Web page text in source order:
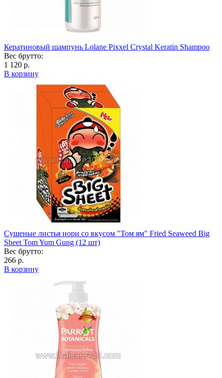
Кератиновый шампунь Lolane Pixxel Crystal Keratin Shampoo
Вес брутто:
1 120 р.
В корзину
Сушеные листья нори со вкусом "Том ям" Fried Seaweed Big
Sheet Tom Yum Gung (12 шт)
Вес брутто:
266 р.
В корзину